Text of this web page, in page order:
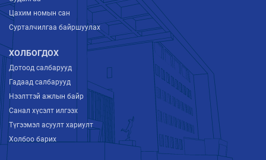
Цахим номын сан
Сурталчилгаа байршуулах
ХОЛБОГДОХ
Дотоод салбарууд
Гадаад салбарууд
Нээлттэй ажлын байр
Санал хүсэлт илгээх
Түгээмэл асуулт хариулт
Холбоо барих